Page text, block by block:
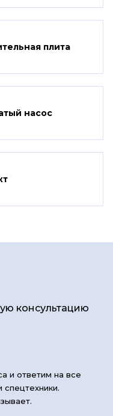
плита
насос
консультацию
и ответим на все